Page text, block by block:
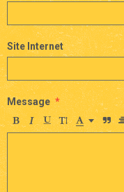
Site Internet
Message